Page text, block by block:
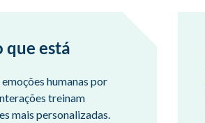
que está
humanas por
treinam
mais personalizadas.